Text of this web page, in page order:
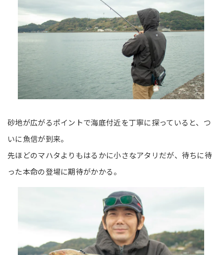
砂地が広がるポイントで海底付近を丁寧に探っていると、つ
いに魚信が到来。
先ほどのマハタよりもはるかに小さなアタリだが、待ちに待
った本命の登場に期待がかかる。